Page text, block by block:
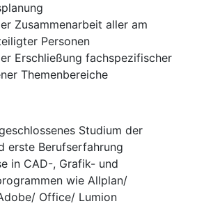
Zusammenarbeit aller am
Personen
Erschließung fachspezifischer
Themenbereiche
Studium der
erste Berufserfahrung
in CAD-, Grafik- und
wie Allplan/
Office/ Lumion